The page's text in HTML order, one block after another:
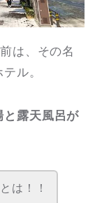
は、その名
ル。
と露天風呂が
は！！